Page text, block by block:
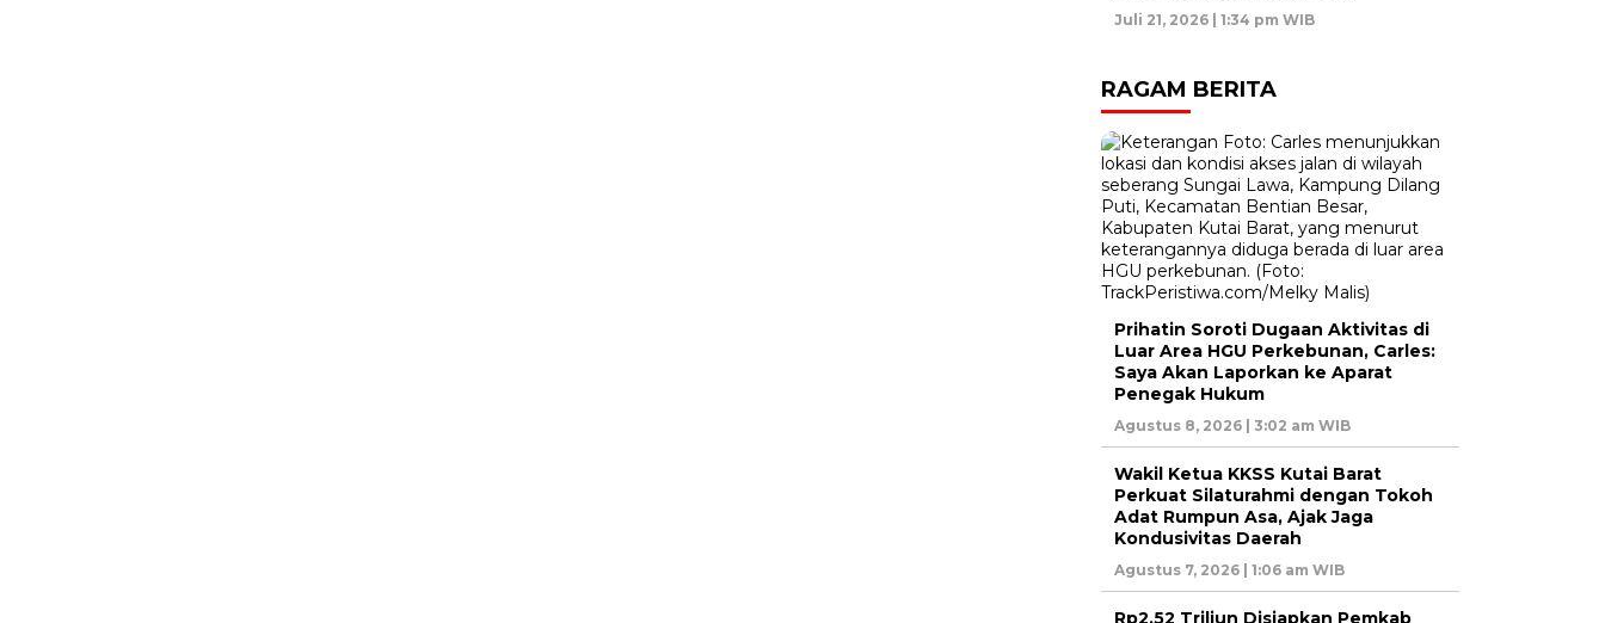
Juli 21, 2026 | 1:34 pm WIB
RAGAM BERITA
Prihatin Soroti Dugaan Aktivitas di
Luar Area HGU Perkebunan, Carles:
Saya Akan Laporkan ke Aparat
Penegak Hukum
Agustus 8, 2026 | 3:02 am WIB
Wakil Ketua KKSS Kutai Barat
Perkuat Silaturahmi dengan Tokoh
Adat Rumpun Asa, Ajak Jaga
Kondusivitas Daerah
Agustus 7, 2026 | 1:06 am WIB
Rp2,52 Triliun Disiapkan Pemkab